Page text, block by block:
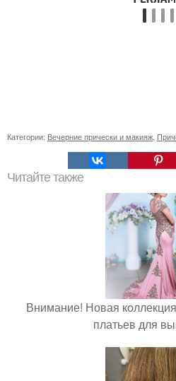
Категории: Вечерние прически и макияж
Читайте также
Внимание! Новая
платьев для